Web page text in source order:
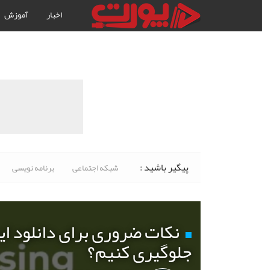
اخبار آموزش
پیگیر باشید : شبکه اجتماعی برنامه نویسی
نکات ضروری برای
جلوگیری کنیم؟